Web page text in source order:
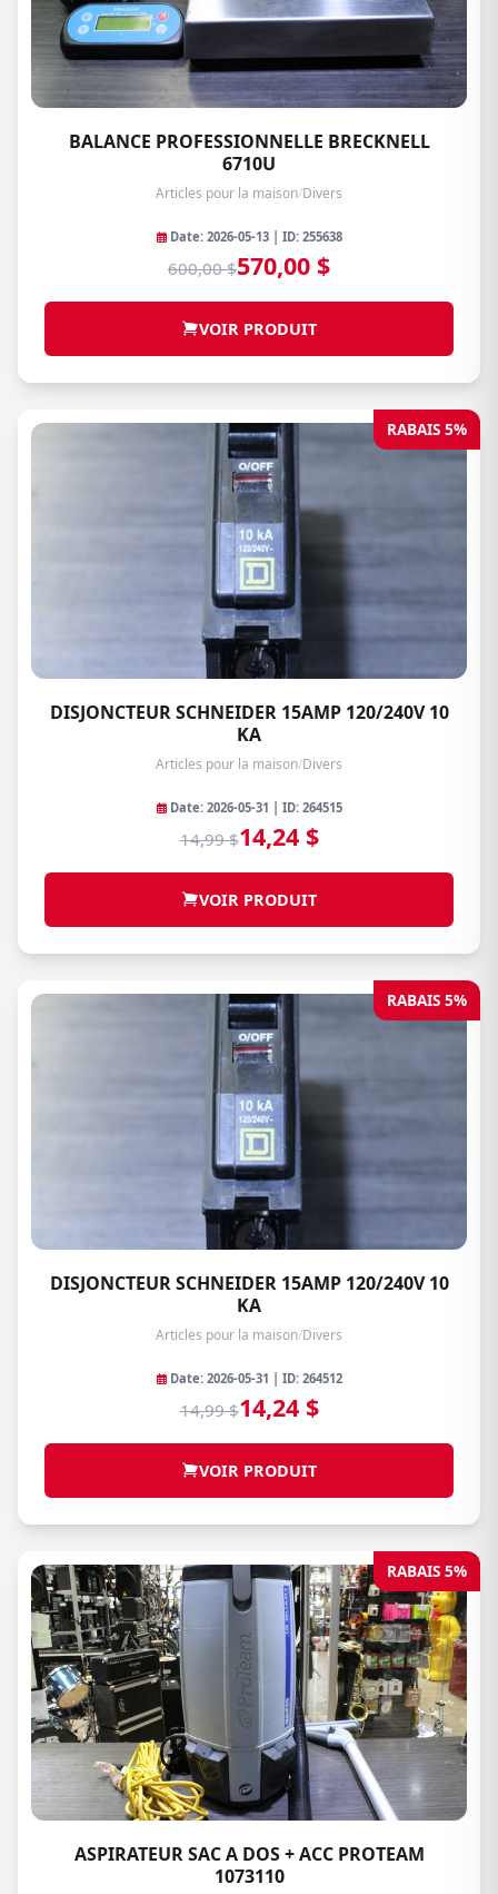
BALANCE PROFESSIONNELLE BRECKNELL
6710U
Articles pour la maison/Divers
Date: 2026-05-13 | ID: 255638
600,00 $570,00 $
VOIR PRODUIT
RABAIS 5%
DISJONCTEUR SCHNEIDER 15AMP 120/240V 10
KA
Articles pour la maison/Divers
Date: 2026-05-31 | ID: 264515
14,99 $14,24 $
VOIR PRODUIT
RABAIS 5%
DISJONCTEUR SCHNEIDER 15AMP 120/240V 10
KA
Articles pour la maison/Divers
Date: 2026-05-31 | ID: 264512
14,99 $14,24 $
VOIR PRODUIT
RABAIS 5%
ASPIRATEUR SAC A DOS + ACC PROTEAM
1073110